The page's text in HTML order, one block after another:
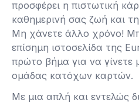
προσφέρει η πιστωτική
καθημερινή σας ζωή και
Μη χάνετε άλλο χρόνο!
επίσημη ιστοσελίδα της
πρώτο βήμα για να γίνετε
ομάδας κατόχων καρτών.
Με μια απλή και εντελώς